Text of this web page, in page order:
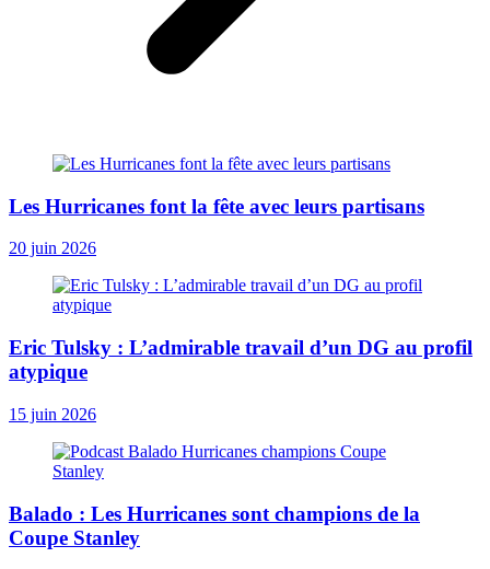
Les Hurricanes font la fête avec leurs partisans
20 juin 2026
Eric Tulsky : L’admirable travail d’un DG au profil
atypique
15 juin 2026
Balado : Les Hurricanes sont champions de la
Coupe Stanley